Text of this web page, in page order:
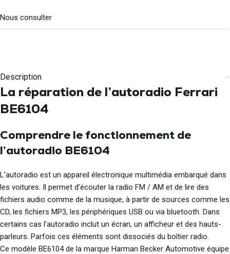
Nous consulter
Description
La réparation de l’autoradio Ferrari
BE6104
Comprendre le fonctionnement de
l’autoradio BE6104
L’autoradio est un appareil électronique multimédia embarqué dans
les voitures. Il permet d’écouter la radio FM / AM et de lire des
fichiers audio comme de la musique, à partir de sources comme les
CD, les fichiers MP3, les périphériques USB ou via bluetooth. Dans
certains cas l’autoradio inclut un écran, un afficheur et des hauts-
parleurs. Parfois ces éléments sont dissociés du boîtier radio.
Ce modèle BE6104 de la marque Harman Becker Automotive équipe